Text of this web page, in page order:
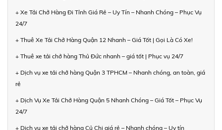
+ Xe Tải Chở Hàng Đi Tỉnh Giá Rẻ – Uy Tín – Nhanh Chóng – Phục Vụ
24/7
+ Thuê Xe Tải Chở Hàng Quận 12 Nhanh – Giá Tốt | Gọi Là Có Xe!
+ Thuê xe tải chở hàng Thủ Đức nhanh – giá tốt | Phục vụ 24/7
+ Dịch vụ xe tải chở hàng Quận 3 TPHCM – Nhanh chóng, an toàn, giá
rẻ
+ Dịch Vụ Xe Tải Chở Hàng Quận 5 Nhanh Chóng – Giá Tốt – Phục Vụ
24/7
+ Dịch vụ xe tải chở hàng Củ Chi giá rẻ – Nhanh chóng – Uy tín